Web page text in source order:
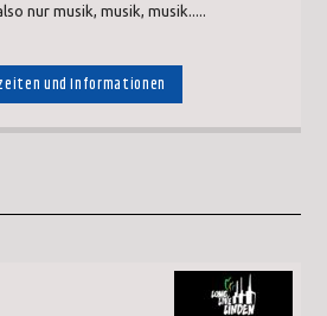
nur musik, musik, musik.....
und Informationen